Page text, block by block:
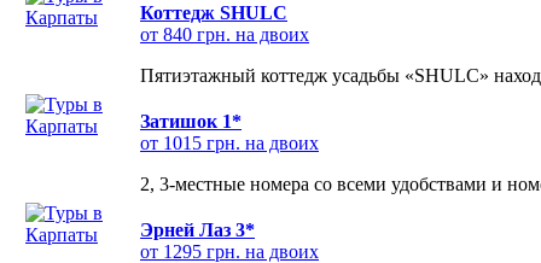
Коттедж SHULC
от 840 грн. на двоих
Пятиэтажный коттедж усадьбы «SHULC»
Затишок 1*
от 1015 грн. на двоих
2, 3-местные номера со всеми удобствами и
Эрней Лаз 3*
от 1295 грн. на двоих